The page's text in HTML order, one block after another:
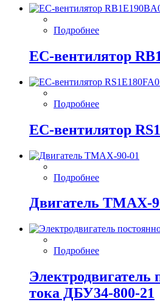
Подробнее
EC-вентилятор
Подробнее
EC-вентилятор
Подробнее
Двигатель ТМАХ-
Подробнее
Электродвигатель
тока ДБУ34‑800‑21